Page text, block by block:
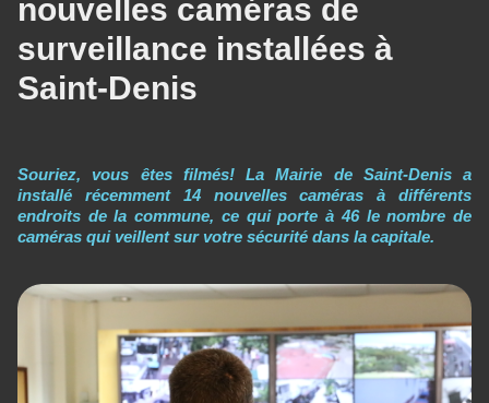
nouvelles caméras de
surveillance installées à
Saint-Denis
Souriez, vous êtes filmés! La Mairie de Saint-Denis a
installé récemment 14 nouvelles caméras à différents
endroits de la commune, ce qui porte à 46 le nombre de
caméras qui veillent sur votre sécurité dans la capitale.